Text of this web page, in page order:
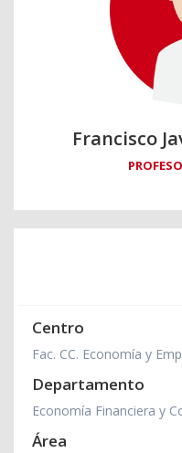
Francisco
Centro
Fac. CC. Economía y
Departamento
Economía Financiera y
Área